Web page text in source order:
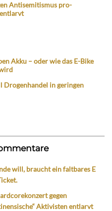
Antisemitismus pro-
Akku – oder wie das E-Bike
in geringen
will, braucht ein faltbares E
gegen
Aktivisten entlarvt